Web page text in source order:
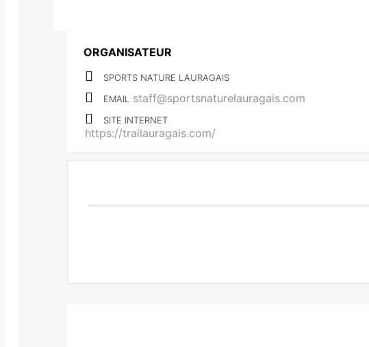
ORGANISATEUR
SPORTS NATURE LAURAGAIS
EMAIL
staff@sportsnaturelauragais.com
SITE INTERNET
https://trailauragais.com/